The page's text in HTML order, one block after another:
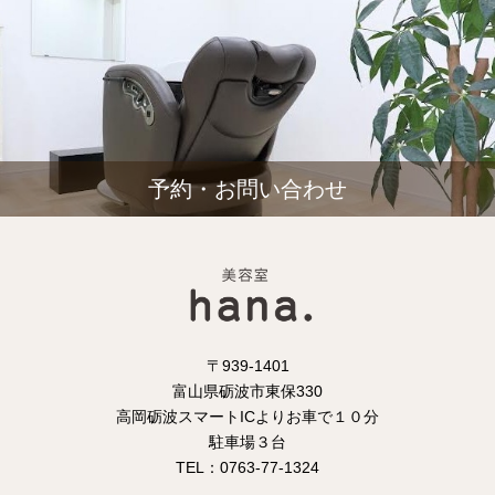
予約・お問い合わせ
〒939-1401
富山県砺波市東保330
高岡砺波スマートICよりお車で１０分
駐車場３台
TEL：0763-77-1324